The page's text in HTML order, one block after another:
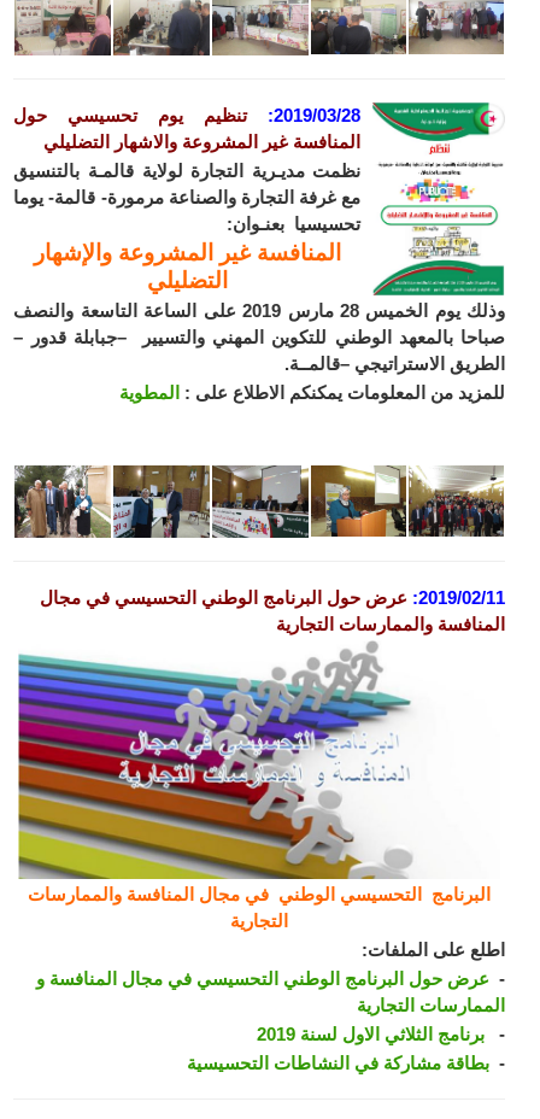
2019/03/28
: تنظيم يوم تحسيسي حول
المنافسة غير المشروعة والاشهار التضليلي
نظمت مديـرية التجارة لولاية قالمـة بالتنسيق
مع غرفة التجارة والصناعة مرمورة- قالمة- يوما
تحسيسيا بعنـوان:
المنافسة غير المشروعة والإشهار
التضليلي
وذلك يوم الخميس 28 مارس 2019 على الساعة التاسعة والنصف
صباحا بالمعهد الوطني للتكوين المهني والتسيير –جبابلة قدور –
الطريق الاستراتيجي –قالمــة.
للمزيد من المعلومات يمكنكم الاطلاع على : المطوية
2019/02/11
: عرض حول البرنامج الوطني التحسيسي في مجال
المنافسة والممارسات التجارية
البرنامج التحسيسي الوطني في مجال المنافسة والممارسات
التجارية
اطلع على الملفات:
- عرض حول البرنامج الوطني التحسيسي في مجال المنافسة و
الممارسات التجارية
- برنامج الثلاثي الاول لسنة 2019
- بطاقة مشاركة في النشاطات التحسيسية